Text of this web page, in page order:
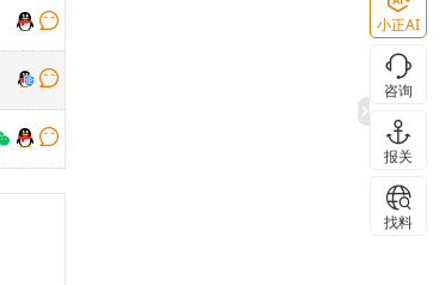
小正AI
咨询
报关
找料